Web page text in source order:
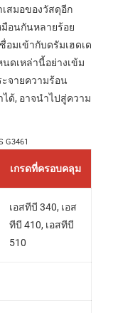
สมอของวัสดุอีก
มือนกันหลายร้อย
อมเข้ากับดรัมเฮดเด
ดเหล่านี้อย่างเข้ม
จายความร้อน
ด้, อาจนำไปสู่ความ
G3461
เกรดที่ครอบคลุม
เอสทีบี 340, เอส
ทีบี 410, เอสทีบี
510